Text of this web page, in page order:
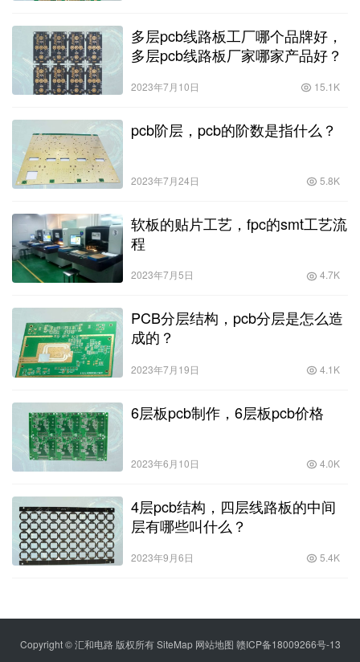
多层pcb线路板工厂哪个品牌好，
多层pcb线路板厂家哪家产品好？
2023年7月10日 15.1K
pcb阶层，pcb的阶数是指什么？
2023年7月24日 5.8K
软板的贴片工艺，fpc的smt工艺流
程
2023年7月5日 4.7K
PCB分层结构，pcb分层是怎么造
成的？
2023年7月19日 4.1K
6层板pcb制作，6层板pcb价格
2023年6月10日 4.0K
4层pcb结构，四层线路板的中间
层有哪些叫什么？
2023年9月6日 5.4K
Copyright © 汇和电路 版权所有SiteMap 网站地图 赣ICP备18009266号-13